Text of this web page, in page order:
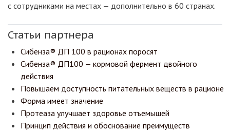
с сотрудниками на местах — дополнительно в 60 странах.
Статьи партнера
Сибенза® ДП 100 в рационах поросят
Сибенза® ДП100 — кормовой фермент двойного
действия
Повышаем доступность питательных веществ в рационе
Форма имеет значение
Протеаза улучшает здоровье отъемышей
Принцип действия и обоснование преимуществ